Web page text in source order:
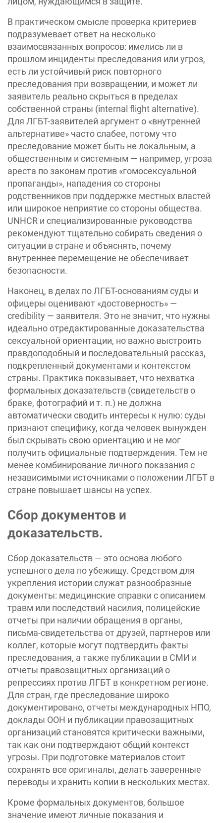
В практическом смысле проверка критериев
подразумевает ответ на несколько
взаимосвязанных вопросов: имелись ли в
прошлом инциденты преследования или угроз,
есть ли устойчивый риск повторного
преследования при возвращении, и может ли
заявитель реально скрыться в пределах
собственной страны (internal flight alternative).
Для ЛГБТ-заявителей аргумент о «внутренней
альтернативе» часто слабее, потому что
преследование может быть не локальным, а
общественным и системным — например, угроза
ареста по законам против «гомосексуальной
пропаганды», нападения со стороны
родственников при поддержке местных властей
или широкое неприятие со стороны общества.
UNHCR и специализированные руководства
рекомендуют тщательно собирать сведения о
ситуации в стране и объяснять, почему
внутреннее перемещение не обеспечивает
безопасности.
Наконец, в делах по ЛГБТ-основаниям суды и
офицеры оценивают «достоверность» —
credibility — заявителя. Это не значит, что нужны
идеально отредактированные доказательства
сексуальной ориентации, но важно выстроить
правдоподобный и последовательный рассказ,
подкрепленный документами и контекстом
страны. Практика показывает, что нехватка
формальных доказательств (свидетельств о
браке, фотографий и т. п.) не должна
автоматически сводить интересы к нулю: суды
признают специфику, когда человек вынужден
был скрывать свою ориентацию и не мог
получить официальные подтверждения. Тем не
менее комбинирование личного показания с
независимыми источниками о положении ЛГБТ в
стране повышает шансы на успех.
Сбор документов и
доказательств.
Сбор доказательств — это основа любого
успешного дела по убежищу. Средством для
укрепления истории служат разнообразные
документы: медицинские справки с описанием
травм или последствий насилия, полицейские
отчеты при наличии обращения в органы,
письма-свидетельства от друзей, партнеров или
коллег, которые могут подтвердить факты
преследования, а также публикации в СМИ и
отчеты правозащитных организаций о
репрессиях против ЛГБТ в конкретном регионе.
Для стран, где преследование широко
документировано, отчеты международных НПО,
доклады ООН и публикации правозащитных
организаций становятся критически важными,
так как они подтверждают общий контекст
угрозы. При подготовке материалов стоит
сохранять все оригиналы, делать заверенные
переводы и хранить копии в нескольких местах.
Кроме формальных документов, большое
значение имеют личные показания и